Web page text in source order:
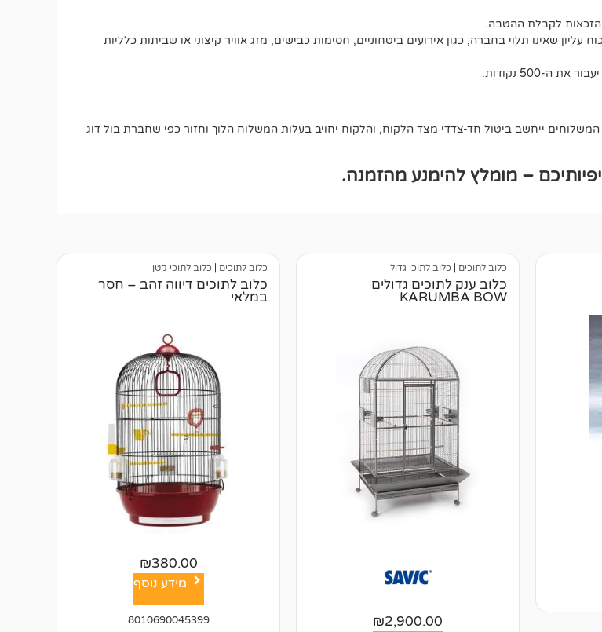
הזכאות לקבלת ההטבה.
שאינו תלוי בחברה, כגון אירועים ביטחוניים, חסימות כבישים, מזג אוויר קיצוני או שביתות כלליות
ייחשב ביטול חד-צדדי מצד הלקוח, והלקוח יחויב בעלות המשלוח הלוך וחזור כפי שחברת בול דוג
– מומלץ להימנע מהזמנה.
כלוב לתוכים | כלוב לתוכי גדול
כלוב ענק לתוכים גדולים
KARUMBA BOW
₪2,900.00
כלוב לתוכים | כלוב לתוכי קטן
כלוב לתוכים דיווה זהב – חסר
במלאי
₪380.00
מידע נוסף
8010690045399